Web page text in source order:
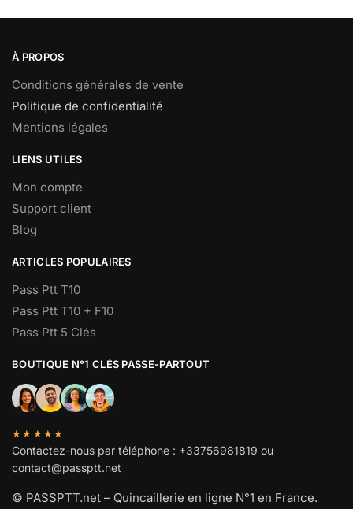
À PROPOS
Conditions générales de vente
Politique de confidentialité
Mentions légales
LIENS UTILES
Mon compte
Support client
Blog
ARTICLES POPULAIRES
Pass Ptt T10
Pass Ptt T10 + F10
Pass Ptt 5 Clés
BOUTIQUE N°1 CLÉS PASSE-PARTOUT
★★★★★
Contactez-nous par téléphone : +33756981819 ou
contact@passptt.net
© PASSPTT.net – Quincaillerie en ligne N°1 en France.